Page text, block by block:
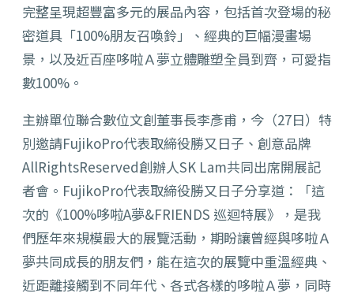
完整呈現超豐富多元的展品內容， 包括首次登場的秘
密道具「100%朋友召喚鈴」、 經典的巨幅漫畫場
景，以及近百座哆啦Ａ夢立體雕塑全員到齊， 可愛指
數100%。
主辦單位聯合數位文創董事長李彥甫，今（27日）特
別邀請FujikoPro代表取締役勝又日子、創意品牌
AllRightsReserved創辦人SK Lam共同出席開展記
者會。 FujikoPro代表取締役勝又日子分享道：「這
次的《100%哆啦A夢&FRIENDS 巡迴特展》，是我
們歷年來規模最大的展覽活動， 期盼讓曾經與哆啦Ａ
夢共同成長的朋友們， 能在這次的展覽中重溫經典、
近距離接觸到不同年代、 各式各樣的哆啦Ａ夢，同時